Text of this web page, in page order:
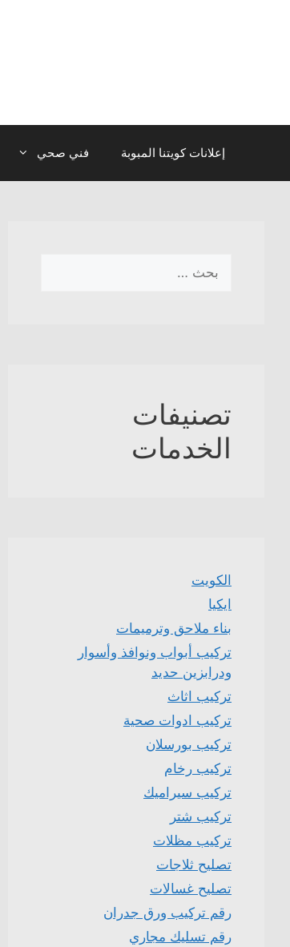
إعلانات كويتنا المبوبة فني صحي
عن:
تصنيفات
الخدمات
الكويت
ايكيا
بناء ملاحق وترميمات
تركيب أبواب ونوافذ وأسوار
ودرابزين حديد
تركيب اثاث
تركيب ادوات صحية
تركيب بورسلان
تركيب رخام
تركيب سيراميك
تركيب شتر
تركيب مظلات
تصليح ثلاجات
تصليح غسالات
رقم تركيب ورق جدران
رقم تسليك مجاري